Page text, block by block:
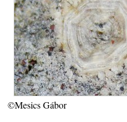
©Mesics Gábor